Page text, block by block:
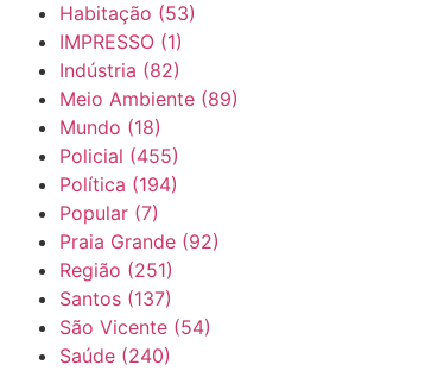
Habitação (53)
IMPRESSO (1)
Indústria (82)
Meio Ambiente (89)
Mundo (18)
Policial (455)
Política (194)
Popular (7)
Praia Grande (92)
Região (251)
Santos (137)
São Vicente (54)
Saúde (240)